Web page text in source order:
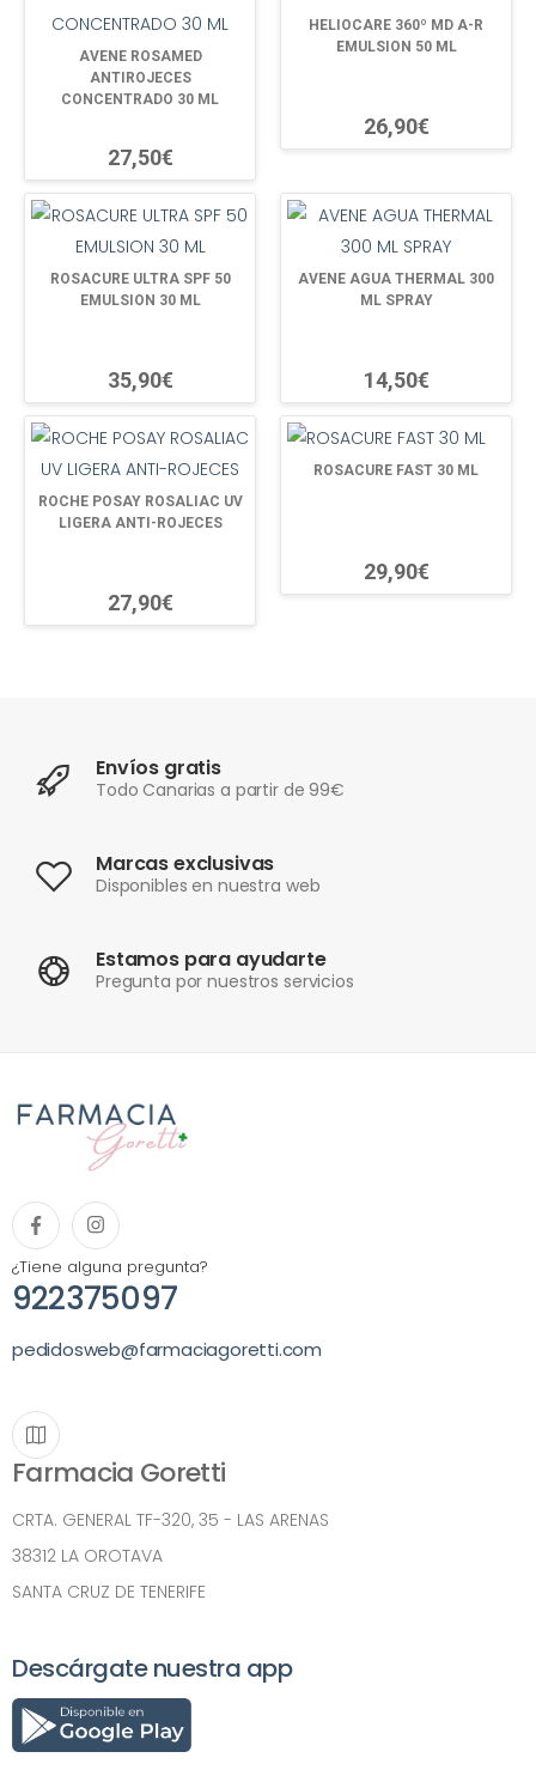
AVENE ROSAMED
ANTIROJECES
CONCENTRADO 30 ML
27,50€
HELIOCARE 360º MD A-R
EMULSION 50 ML
26,90€
ROSACURE ULTRA SPF 50
EMULSION 30 ML
35,90€
AVENE AGUA THERMAL 300
ML SPRAY
14,50€
ROCHE POSAY ROSALIAC UV
LIGERA ANTI-ROJECES
27,90€
ROSACURE FAST 30 ML
29,90€
Envíos gratis
Todo Canarias a partir de 99€
Marcas exclusivas
Disponibles en nuestra web
Estamos para ayudarte
Pregunta por nuestros servicios
¿Tiene alguna pregunta?
922375097
pedidosweb@farmaciagoretti.com
Farmacia Goretti
CRTA. GENERAL TF-320, 35 - LAS ARENAS
38312 LA OROTAVA
SANTA CRUZ DE TENERIFE
Descárgate nuestra app